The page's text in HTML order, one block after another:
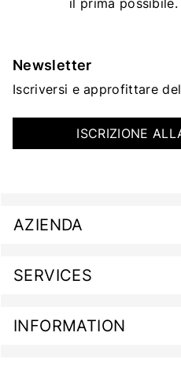
il prima possibile.
Newsletter
Iscriversi e approfittare
ISCRIZIONE
AZIENDA
SERVICES
INFORMATION